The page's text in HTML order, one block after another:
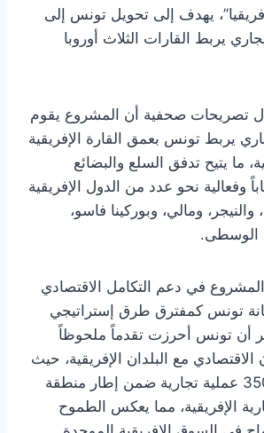
يهدف إلى تحويل تونس إلى
يربط القارات الثلاث أوروبا
تصريحات صحفية أن المشروع يقوم
يربط تونس بعمق القارة الإفريقية
ما يتيح تدفق السلع والبضائع
وفعالية نحو عدد من الدول الإفريقية
ومالي، وبوركينا فاسو،
الوسطى.
المشروع في دعم التكامل الاقتصادي
تونس كمفترق طرق إستراتيجي
أن تونس أحرزت تقدماً ملحوظاً
مع البلدان الإفريقية، حيث
أنجزت أكثر من 350 عملية تجارية ضمن إطار منطقة
الإفريقية، مما يعكس الطموح